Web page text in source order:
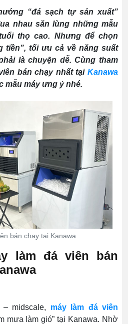
“đá sạch tự sản xuất”
nhau săn lùng những mẫu
thọ cao. Nhưng để chọn
tiền”, tối ưu cả về năng suất
là chuyện dễ. Cùng tham
bán chạy nhất tại Kanawa
mẫu máy ưng ý nhé.
bán chạy tại Kanawa
làm đá viên bán
midscale, máy làm đá viên
mưa làm gió” tại Kanawa. Nhờ